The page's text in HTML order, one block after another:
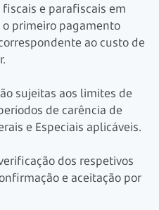
e parafiscais em
primeiro pagamento
ao custo de
sujeitas aos limites de
de carência de
e Especiais aplicáveis.
dos respetivos
e aceitação por